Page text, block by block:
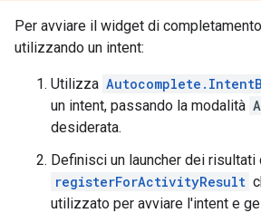
Per avviare il widget di
utilizzando un intent:
Utilizza
un intent, passando la modalità
desiderata.
Definisci un launcher dei
registerForActivityResult
utilizzato per avviare l'intent e